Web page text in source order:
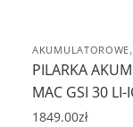
AKUMULATOROWE
PILARKA
MAC GSI 30 LI-
1849.00zł